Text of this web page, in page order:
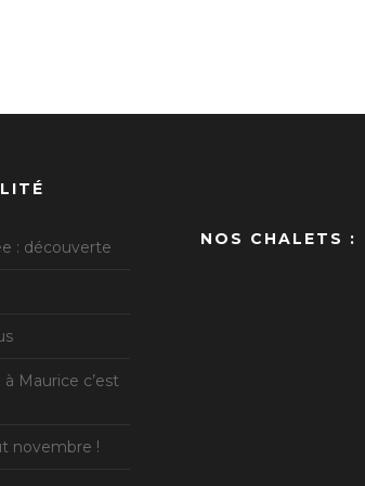
: découverte
Maurice c’est
novembre !
NOS CHALETS :